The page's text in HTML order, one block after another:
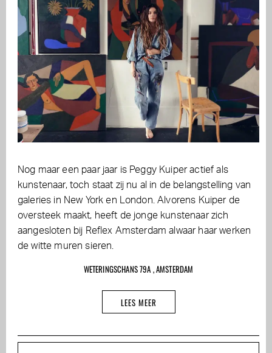
Nog maar een paar jaar is Peggy Kuiper actief als
kunstenaar, toch staat zij nu al in de belangstelling van
galeries in New York en London. Alvorens Kuiper de
oversteek maakt, heeft de jonge kunstenaar zich
aangesloten bij Reflex Amsterdam alwaar haar werken
de witte muren sieren.
WETERINGSCHANS 79A , AMSTERDAM
LEES MEER